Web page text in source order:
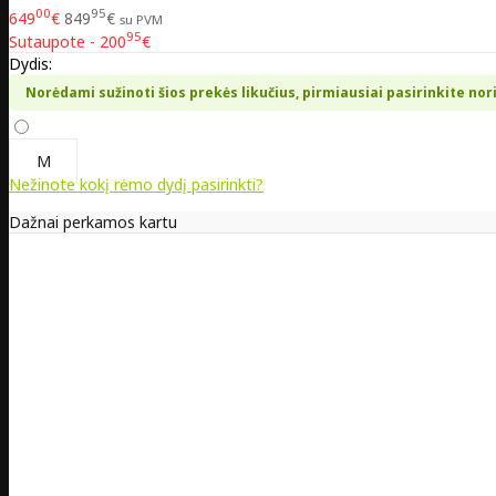
64900€ 84995€ su PVM
Sutaupote - 20095€
Dydis:
Norėdami sužinoti šios prekės likučius, pirmiausiai pasirinkite
M
Nežinote kokį rėmo dydį pasirinkti?
Dažnai perkamos kartu